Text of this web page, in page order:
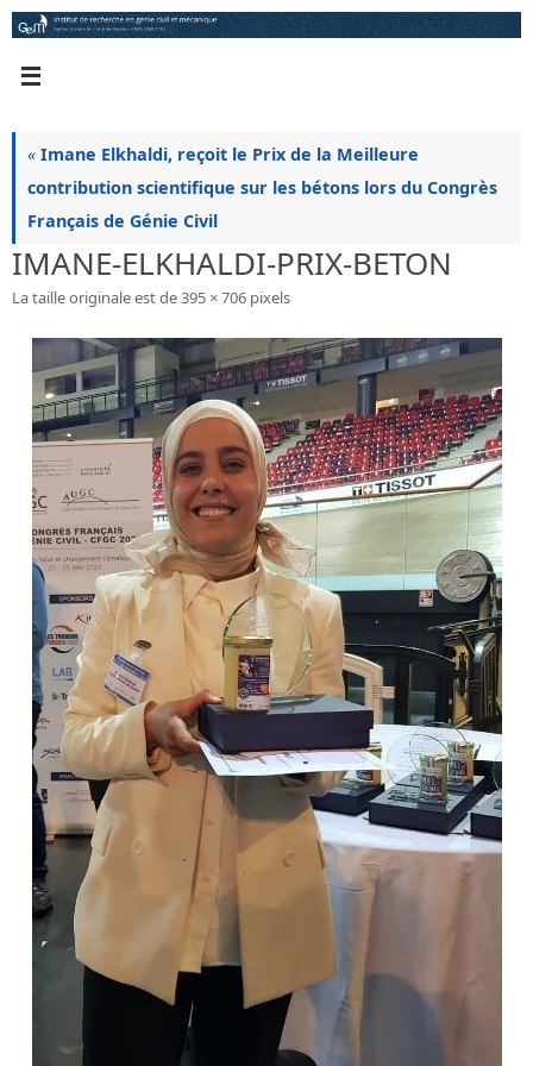
Passer
au
« Imane Elkhaldi, reçoit le Prix de la Meilleure
contribution scientifique sur les bétons lors du Congrès
Français de Génie Civil
IMANE-ELKHALDI-PRIX-BETON
La taille originale est de395 × 706 pixels